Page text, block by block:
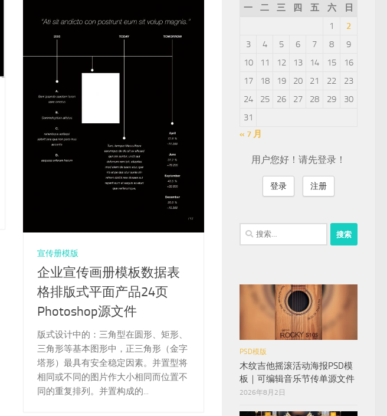
宣传册模版
企业宣传画册模板数据表
格排版式平面产品24页
Photoshop源文件
版式设计中的：三角型在圆形、矩形、
三角形等基本图形中，正三角形（金字
塔形）最具有安全稳定因素。并置型将
相同或不同的图片作大小相同而位置不
同的重复排列。并置构成的...
一
二 三 四 五 六
日
1
2
3
4 5 6 7 8
9
10
11 12 13 14 15
16
17
18 19 20 21 22
23
24
25 26 27 28 29
30
31
« 7 月
用户您好！请先登录！
登录 注册
搜
索：
PSD模版
木纹吉他摇滚活动海报PSD模
板｜可编辑音乐节传单源文件
2026年8月2日